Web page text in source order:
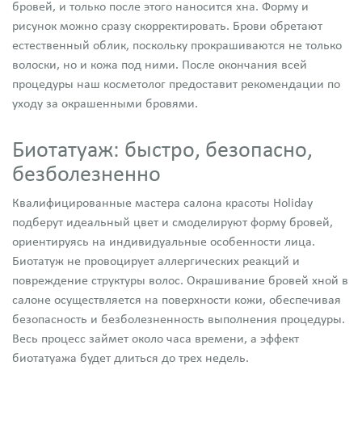
бровей, и только после этого наносится хна. Форму и
рисунок можно сразу скорректировать. Брови обретают
естественный облик, поскольку прокрашиваются не только
волоски, но и кожа под ними. После окончания всей
процедуры наш косметолог предоставит рекомендации по
уходу за окрашенными бровями.
Биотатуаж: быстро, безопасно,
безболезненно
Квалифицированные мастера салона красоты Holiday
подберут идеальный цвет и смоделируют форму бровей,
ориентируясь на индивидуальные особенности лица.
Биотатуж не провоцирует аллергических реакций и
повреждение структуры волос. Окрашивание бровей хной в
салоне осуществляется на поверхности кожи, обеспечивая
безопасность и безболезненность выполнения процедуры.
Весь процесс займет около часа времени, а эффект
биотатуажа будет длиться до трех недель.